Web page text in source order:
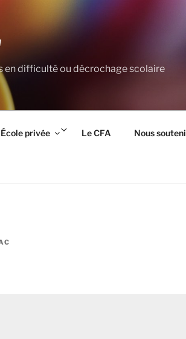
en difficulté ou décrochage scolaire
École privée
Ouvrir
Le CFA Nous